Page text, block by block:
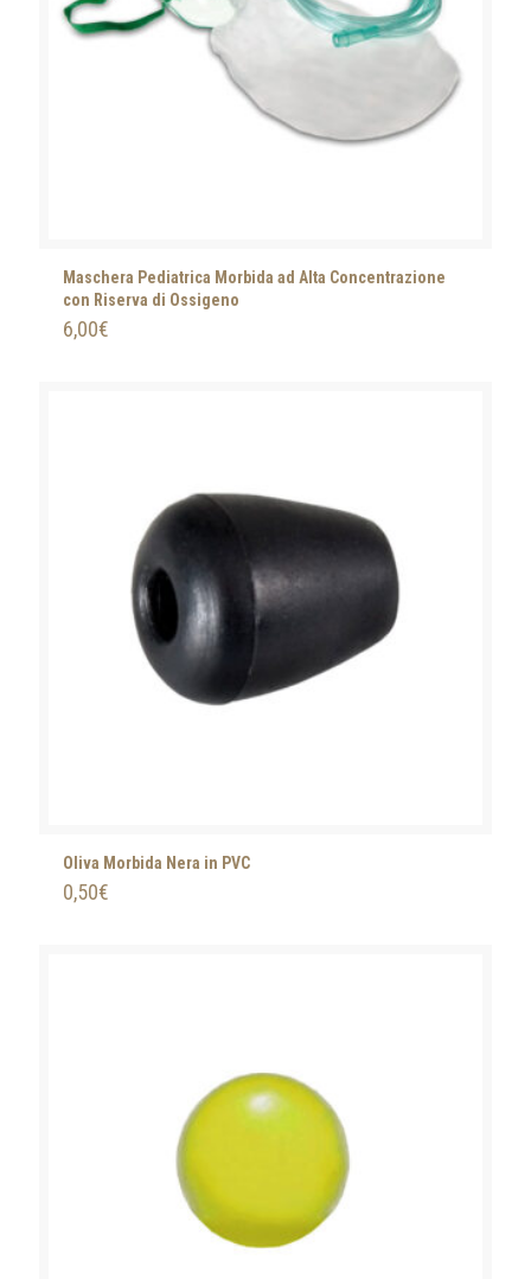
Maschera Pediatrica Morbida ad Alta Concentrazione
con Riserva di Ossigeno
6,00€
Oliva Morbida Nera in PVC
0,50€